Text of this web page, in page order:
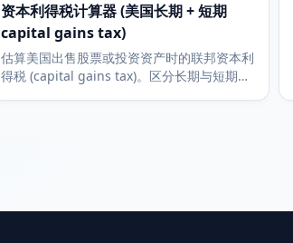
资本利得税计算器 (美国长期 + 短期
capital gains tax)
估算美国出售股票或投资资产时的联邦资本利
得税 (capital gains tax)。区分长期与短期持